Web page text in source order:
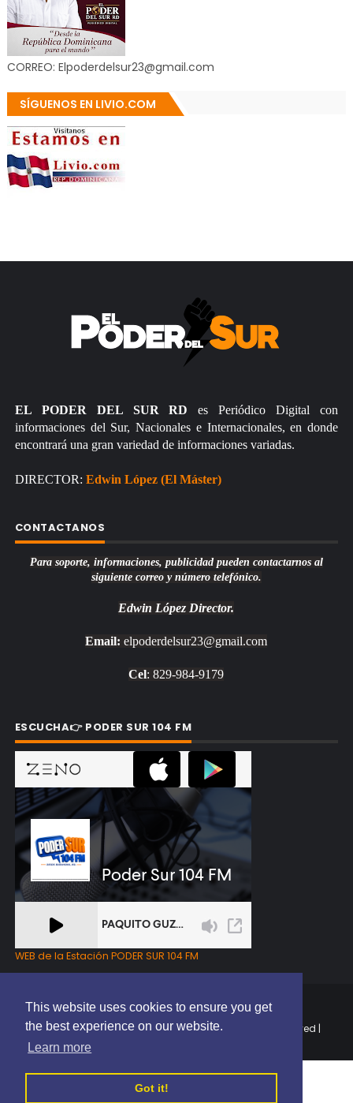
This website uses cookies to ensure you get
the best experience on our website.
Learn more
Got it!
CORREO: Elpoderdelsur23@gmail.com
SÍGUENOS EN LIVIO.COM
EL PODER DEL SUR RD es Periódico Digital con
informaciones del Sur, Nacionales e Internacionales, en donde
encontrará una gran variedad de informaciones variadas.
DIRECTOR: Edwin López (El Máster)
CONTACTANOS
Para soporte, informaciones, publicidad pueden contactarnos al
siguiente correo y número telefónico.
Edwin López Director.
Email: elpoderdelsur23@gmail.com
Cel: 829-984-9179
ESCUCHA👉 PODER SUR 104 FM
WEB de la Estación PODER SUR 104 FM
Copyright © 2025 | EL PODER DEL SUR RD | All Rights Reserved |